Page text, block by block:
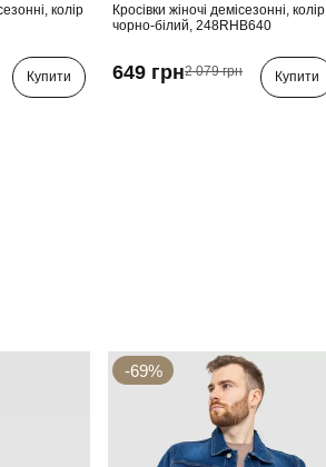
колір
Купити
Кросівки жіночі демісезонні, колір
чорно-білий, 248RHB640
649 грн2 079 грн Купити
-69%